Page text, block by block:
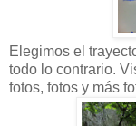
Elegimos el
todo lo contrario.
fotos, fotos y más